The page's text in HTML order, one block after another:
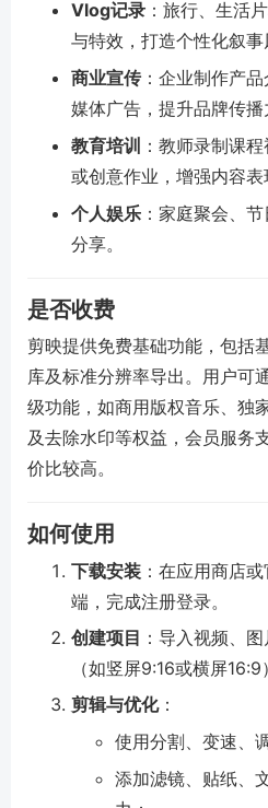
Vlog记录 ：旅行、生活
与特效，打造个性化叙事
商业宣传：企业制作产
媒体广告，提升品牌传播
教育培训 ：教师录制课
或创意作业，增强内容表
个人娱乐 ：家庭聚会、
分享。
是否收费
剪映提供免费基础功能，包括
库及标准分辨率导出。用户可
级功能，如商用版权音乐、独
及去除水印等权益，会员服务
价比较高。
如何使用
下载安装 ：在应用商店
端，完成注册登录。
创建项目 ：导入视频、
（如竖屏9:16或横屏16:9
剪辑与优化：
使用分割、变速、
添加滤镜、贴纸、